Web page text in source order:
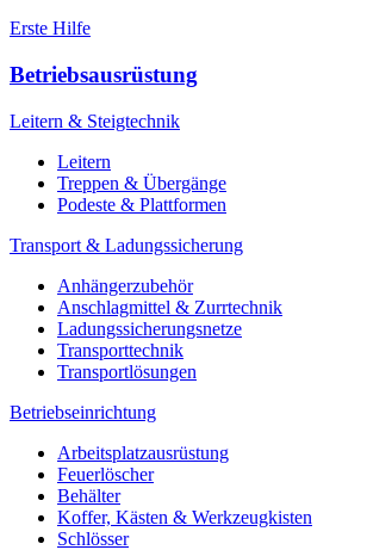
Erste Hilfe
Betriebsausrüstung
Leitern & Steigtechnik
Leitern
Treppen & Übergänge
Podeste & Plattformen
Transport & Ladungssicherung
Anhängerzubehör
Anschlagmittel & Zurrtechnik
Ladungssicherungsnetze
Transporttechnik
Transportlösungen
Betriebseinrichtung
Arbeitsplatzausrüstung
Feuerlöscher
Behälter
Koffer, Kästen & Werkzeugkisten
Schlösser